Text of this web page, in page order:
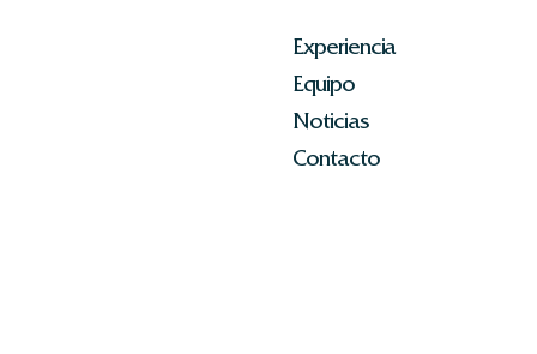
Experiencia
Equipo
Noticias
Contacto